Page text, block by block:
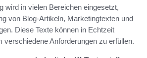
wird in vielen Bereichen eingesetzt,
von Blog-Artikeln, Marketingtexten und
Diese Texte können in Echtzeit
verschiedene Anforderungen zu erfüllen.